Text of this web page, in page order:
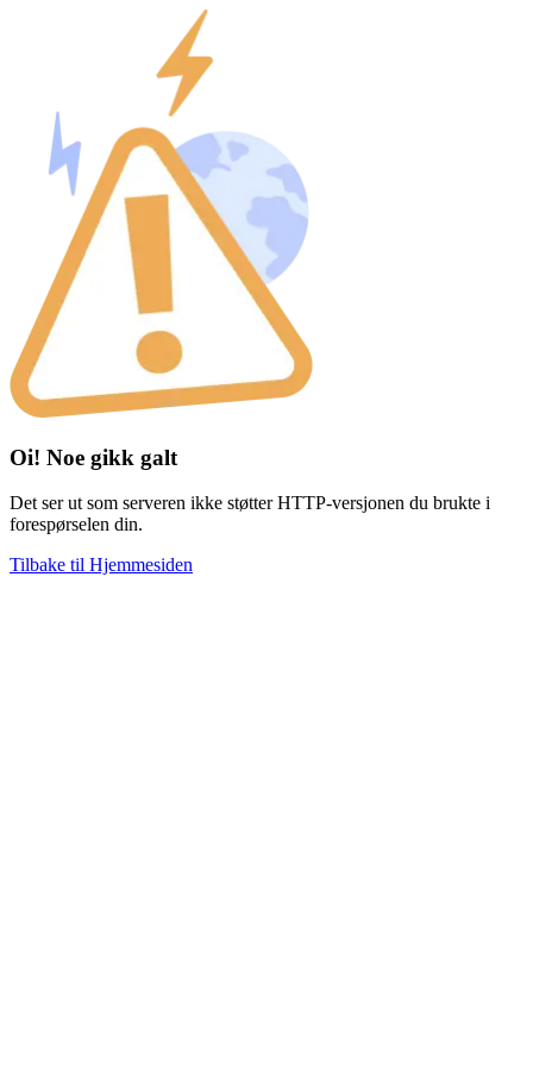
Oi! Noe gikk galt
Det ser ut som serveren ikke støtter HTTP-versjonen du brukte i
forespørselen din.
Tilbake til Hjemmesiden